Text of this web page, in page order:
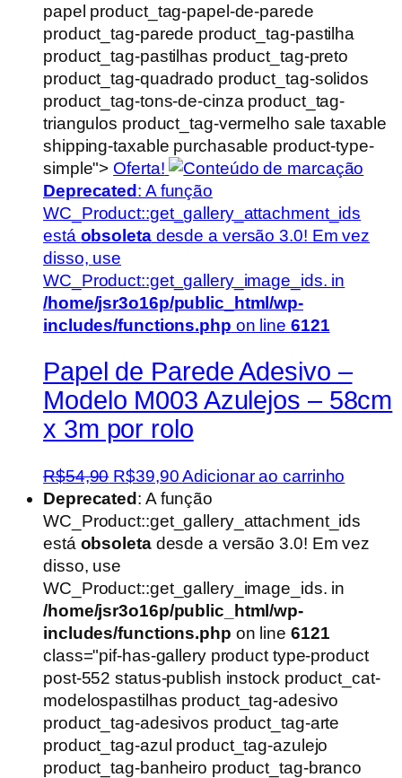
papel product_tag-papel-de-parede
product_tag-parede product_tag-pastilha
product_tag-pastilhas product_tag-preto
product_tag-quadrado product_tag-solidos
product_tag-tons-de-cinza product_tag-
triangulos product_tag-vermelho sale taxable
shipping-taxable purchasable product-type-
simple"> Oferta!
Deprecated: A função
WC_Product::get_gallery_attachment_ids
está obsoletadesde a versão 3.0! Em vez
disso, use
WC_Product::get_gallery_image_ids. in
/home/jsr3o16p/public_html/wp-
includes/functions.php on line 6121
Papel de Parede Adesivo –
Modelo M003 Azulejos – 58cm
x 3m por rolo
R$54,90 O
preço
original
era:
R$54,90.
R$39,90O
preço
atual
é:
Adicionar ao carrinho
Deprecated: A função
WC_Product::get_gallery_attachment_ids
está obsoletadesde a versão 3.0! Em vez
disso, use
WC_Product::get_gallery_image_ids. in
/home/jsr3o16p/public_html/wp-
includes/functions.php on line 6121
class="pif-has-gallery product type-product
post-552 status-publish instock product_cat-
modelospastilhas product_tag-adesivo
product_tag-adesivos product_tag-arte
product_tag-azul product_tag-azulejo
product_tag-banheiro product_tag-branco